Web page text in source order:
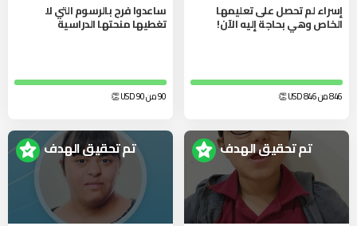
إسراء لم تحصل على تعليمها
الخاص وهي بحاجة إليه الآن!
846 من 846 USD
👏
ساعدوا فرح بالرسوم التي لا
تغطيها منحتها الدراسية
90 من 90 USD
👏
تم تحقيق الهدف تم تحقيق الهدف